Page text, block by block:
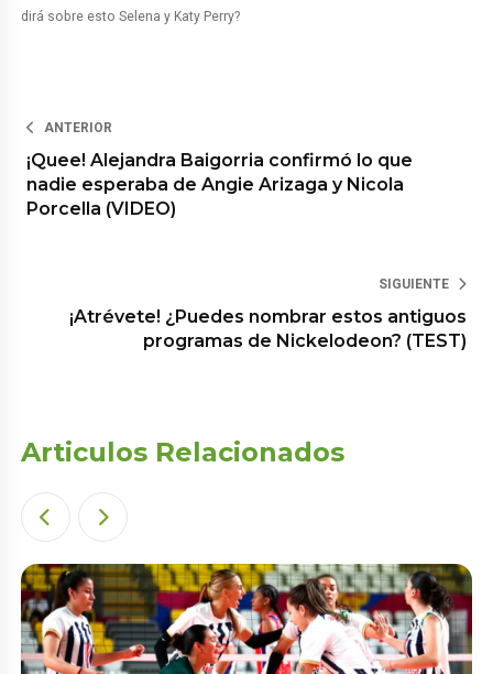
dirá sobre esto Selena y Katy Perry?
ANTERIOR
¡Quee! Alejandra Baigorria confirmó lo que
nadie esperaba de Angie Arizaga y Nicola
Porcella (VIDEO)
SIGUIENTE
¡Atrévete! ¿Puedes nombrar estos antiguos
programas de Nickelodeon? (TEST)
Articulos Relacionados